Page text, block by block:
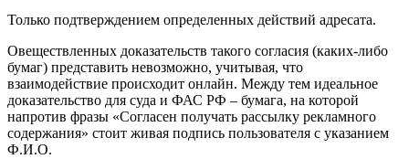
Только подтверждением определенных действий адресата.
Овеществленных доказательств такого согласия (каких-либо
бумаг) представить невозможно, учитывая, что
взаимодействие происходит онлайн. Между тем идеальное
доказательство для суда и ФАС РФ – бумага, на которой
напротив фразы «Согласен получать рассылку рекламного
содержания» стоит живая подпись пользователя с указанием
Ф.И.О.